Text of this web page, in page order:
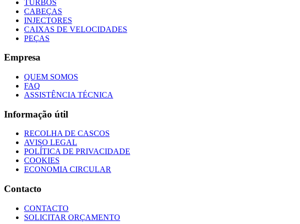
TURBOS
CABEÇAS
INJECTORES
CAIXAS DE VELOCIDADES
PEÇAS
Empresa
QUEM SOMOS
FAQ
ASSISTÊNCIA TÉCNICA
Informação útil
RECOLHA DE CASCOS
AVISO LEGAL
POLÍTICA DE PRIVACIDADE
COOKIES
ECONOMIA CIRCULAR
Contacto
CONTACTO
SOLICITAR ORÇAMENTO